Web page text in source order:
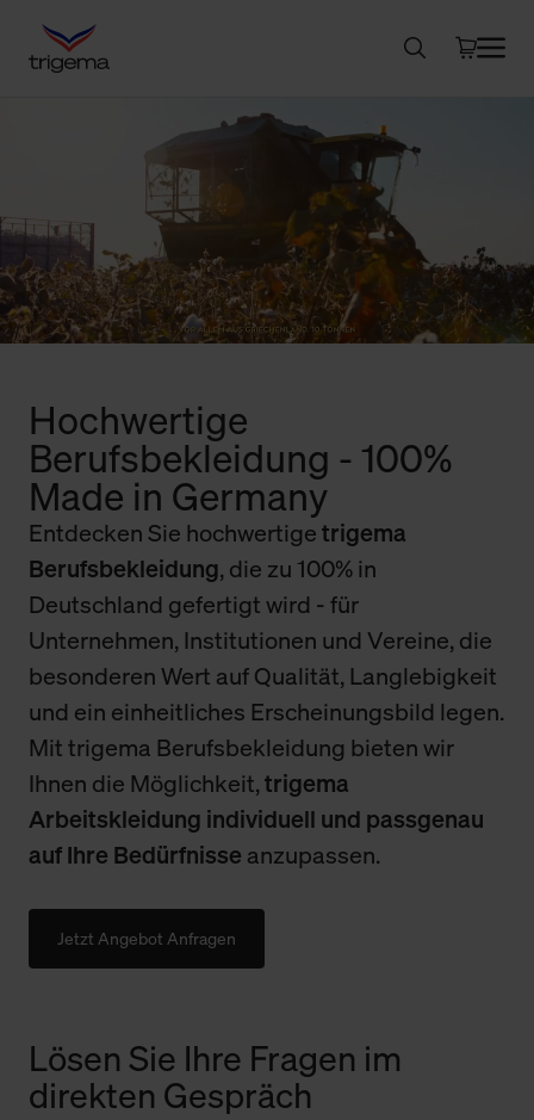
Hochwertige
Berufsbekleidung - 100%
Made in Germany
Entdecken Sie hochwertigetrigema
Berufsbekleidung, die zu 100% in
Deutschland gefertigt wird - für
Unternehmen, Institutionen und Vereine, die
besonderen Wert auf Qualität, Langlebigkeit
und ein einheitliches Erscheinungsbild legen.
Mit trigema Berufsbekleidung bieten wir
Ihnen die Möglichkeit,trigema
Arbeitskleidung individuell und passgenau
auf Ihre Bedürfnisse anzupassen.
Jetzt Angebot Anfragen
Lösen Sie Ihre Fragen im
direkten Gespräch